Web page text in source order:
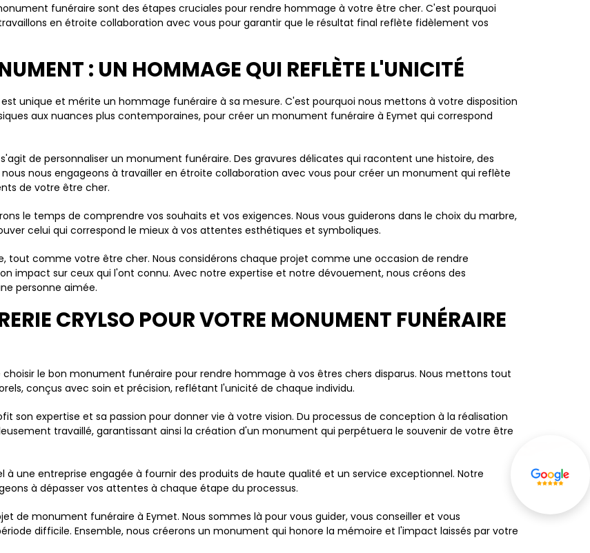
funéraire sont des étapes cruciales pour rendre hommage à votre être cher. C'est pourquoi
en étroite collaboration avec vous pour garantir que le résultat final reflète fidèlement vos
: UN HOMMAGE QUI REFLÈTE L'UNICITÉ
unique et mérite un hommage funéraire à sa mesure. C'est pourquoi nous mettons à votre disposition
aux nuances plus contemporaines, pour créer un monument funéraire à Eymet qui correspond
de personnaliser un monument funéraire. Des gravures délicates qui racontent une histoire, des
nous engageons à travailler en étroite collaboration avec vous pour créer un monument qui reflète
de votre être cher.
le temps de comprendre vos souhaits et vos exigences. Nous vous guiderons dans le choix du marbre,
celui qui correspond le mieux à vos attentes esthétiques et symboliques.
tout comme votre être cher. Nous considérons chaque projet comme une occasion de rendre
impact sur ceux qui l'ont connu. Avec notre expertise et notre dévouement, nous créons des
personne aimée.
CRYLSO POUR VOTRE MONUMENT FUNÉRAIRE
le bon monument funéraire pour rendre hommage à vos êtres chers disparus. Nous mettons tout
conçus avec soin et précision, reflétant l'unicité de chaque individu.
son expertise et sa passion pour donner vie à votre vision. Du processus de conception à la réalisation
travaillé, garantissant ainsi la création d'un monument qui perpétuera le souvenir de votre être
à une entreprise engagée à fournir des produits de haute qualité et un service exceptionnel. Notre
à dépasser vos attentes à chaque étape du processus.
de monument funéraire à Eymet. Nous sommes là pour vous guider, vous conseiller et vous
difficile. Ensemble, nous créerons un monument qui honore la mémoire et l'impact laissés par votre